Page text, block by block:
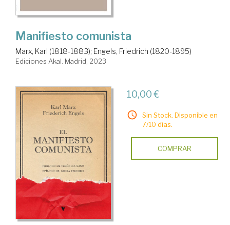
Manifiesto comunista
Marx, Karl (1818-1883); Engels, Friedrich (1820-1895)
Ediciones Akal. Madrid, 2023
10,00 €
Sin Stock. Disponible en
7/10 días.
COMPRAR